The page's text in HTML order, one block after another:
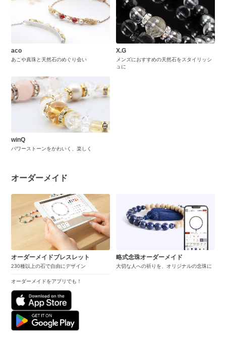
aco
あこや真珠と天然石のめぐり会い
X.G
メンズにおすすめの天然石をスタイリッシ
ュに
winQ
パワーストーンをかわいく、楽しく
オーダーメイド
オーダーメイドブレスレット
230種以上の石で自由にデザイン
オーダーメイドをアプリでも！
略式念珠オーダーメイド
大切な人への祈りを、オリジナルの念珠に